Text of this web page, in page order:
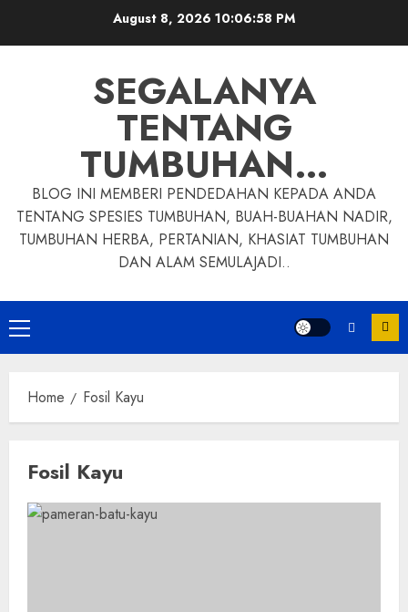
August 8, 2026 10:06:59 PM
SEGALANYA
TENTANG
TUMBUHAN…
BLOG INI MEMBERI PENDEDAHAN KEPADA ANDA
TENTANG SPESIES TUMBUHAN, BUAH-BUAHAN NADIR,
TUMBUHAN HERBA, PERTANIAN, KHASIAT TUMBUHAN
DAN ALAM SEMULAJADI..
Primary
Menu
Home Fosil Kayu
Fosil Kayu